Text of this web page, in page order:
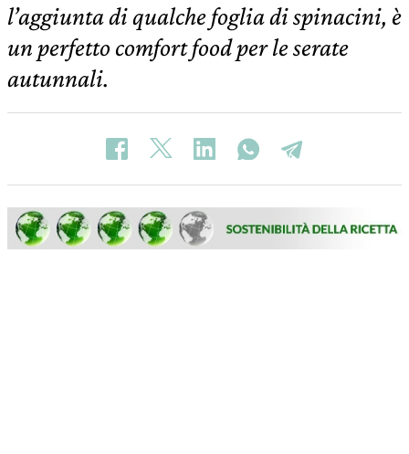
l’aggiunta di qualche foglia di spinacini, è
un perfetto comfort food per le serate
autunnali.